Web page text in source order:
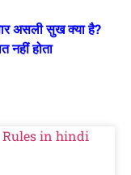
असली सुख क्या है?
नहीं होता